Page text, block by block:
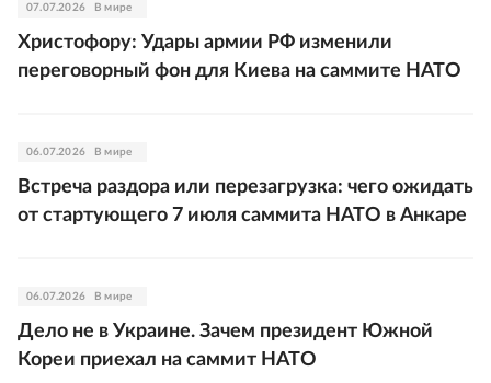
07.07.2026 В мире
Христофору: Удары армии РФ изменили
переговорный фон для Киева на саммите НАТО
06.07.2026 В мире
Встреча раздора или перезагрузка: чего ожидать
от стартующего 7 июля саммита НАТО в Анкаре
06.07.2026 В мире
Дело не в Украине. Зачем президент Южной
Кореи приехал на саммит НАТО